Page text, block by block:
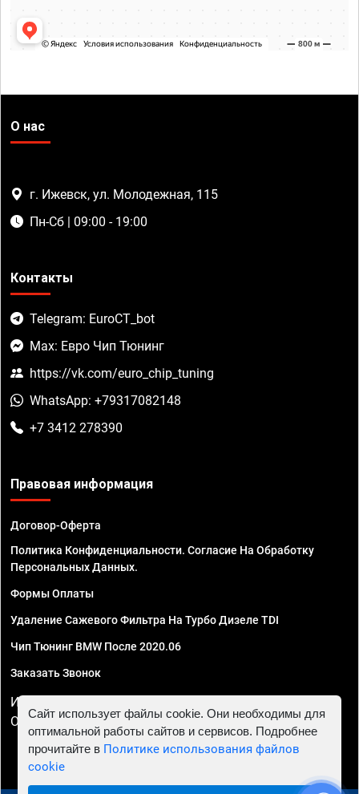
О нас
г. Ижевск, ул. Молодежная, 115
Пн-Сб | 09:00 - 19:00
Контакты
Telegram: EuroCT_bot
Max: Евро Чип Тюнинг
https://vk.com/euro_chip_tuning
WhatsApp: +79317082148
+7 3412 278390
Правовая информация
Договор-Оферта
Политика Конфиденциальности. Согласие На Обработку
Персональных Данных.
Формы Оплаты
Удаление Сажевого Фильтра На Турбо Дизеле TDI
Чип Тюнинг BMW После 2020.06
Заказать Звонок
ИП Смирнов Георгий Павлович. ИНН 781302555843,
ОГРНИП 324470400032610
Сайт использует файлы cookie. Они необходимы для
оптимальной работы сайтов и сервисов. Подробнее
прочитайте в Политике использования файлов
cookie